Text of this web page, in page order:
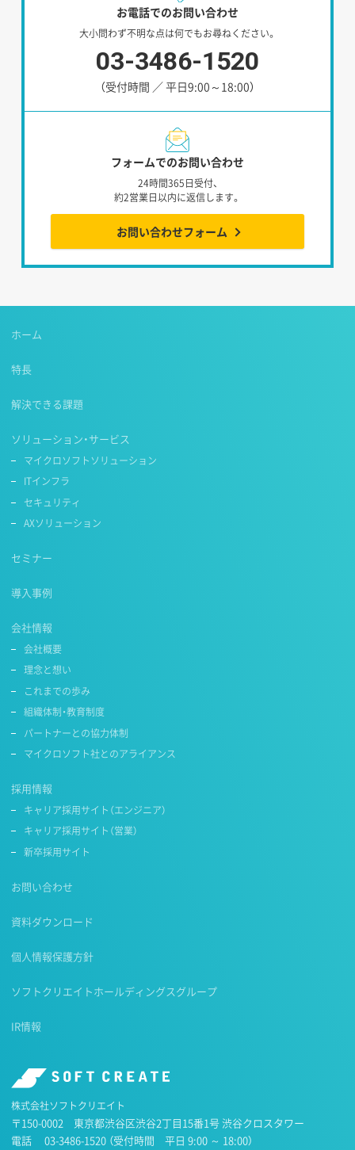
お電話でのお問い合わせ
大小問わず不明な点は何でもお尋ねください。
03-3486-1520
（受付時間 ／ 平日9:00～18:00）
フォームでのお問い合わせ
24時間365日受付、
約2営業日以内に返信します。
お問い合わせフォーム
株式会社ソフトクリエイト
〒150-0002 東京都渋谷区渋谷2丁目15番1号 渋谷クロスタワー
電話 03-3486-1520 （受付時間 平日 9:00 ～ 18:00）
ホーム
特長
解決できる課題
ソリューション・サービス
マイクロソフトソリューション
ITインフラ
セキュリティ
AXソリューション
セミナー
導入事例
会社情報
会社概要
理念と想い
これまでの歩み
組織体制・教育制度
パートナーとの協力体制
マイクロソフト社とのアライアンス
採用情報
キャリア採用サイト（エンジニア）
キャリア採用サイト（営業）
新卒採用サイト
お問い合わせ
資料ダウンロード
個人情報保護方針
ソフトクリエイトホールディングスグループ
IR情報